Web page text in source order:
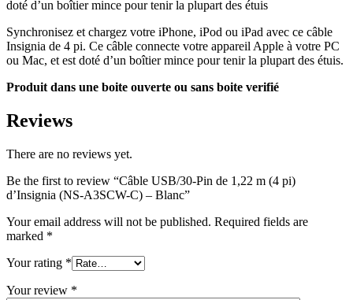
doté d’un boîtier mince pour tenir la plupart des étuis
Synchronisez et chargez votre iPhone, iPod ou iPad avec ce câble
Insignia de 4 pi. Ce câble connecte votre appareil Apple à votre PC
ou Mac, et est doté d’un boîtier mince pour tenir la plupart des étuis.
Produit dans une boite ouverte ou sans boite verifié
Reviews
There are no reviews yet.
Be the first to review “Câble USB/30-Pin de 1,22 m (4 pi)
d’Insignia (NS-A3SCW-C) – Blanc”
Your email address will not be published. Required fields are
marked *
Your rating *
Your review *